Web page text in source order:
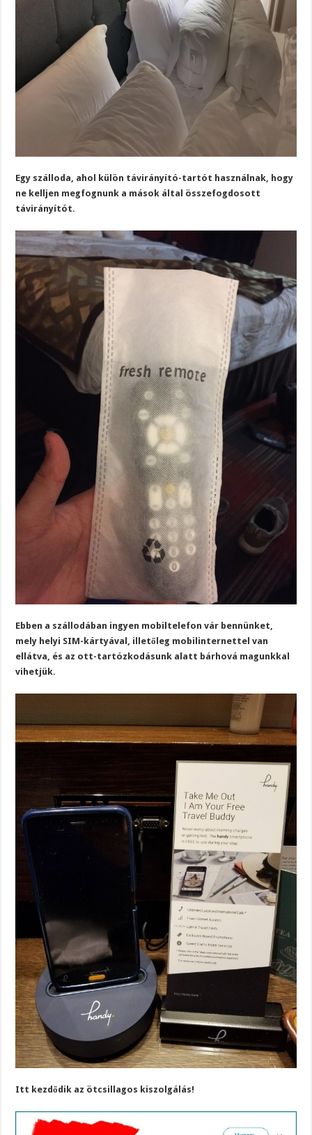
Egy szálloda, ahol külön távirányító-tartót használnak, hogy
ne kelljen megfognunk a mások által összefogdosott
távirányítót.
Ebben a szállodában ingyen mobiltelefon vár bennünket,
mely helyi SIM-kártyával, illetőleg mobilinternettel van
ellátva, és az ott-tartózkodásunk alatt bárhová magunkkal
vihetjük.
Itt kezdődik az ötcsillagos kiszolgálás!